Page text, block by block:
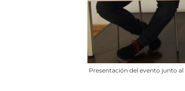
Presentación del evento junto